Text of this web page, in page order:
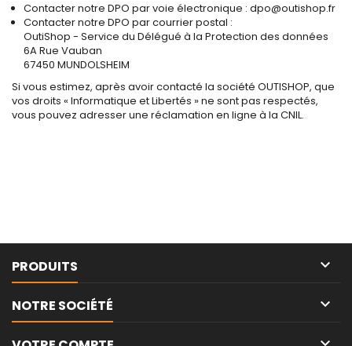
Contacter notre DPO par voie électronique : dpo@outishop.fr
Contacter notre DPO par courrier postal :
OutiShop - Service du Délégué à la Protection des données
6A Rue Vauban
67450 MUNDOLSHEIM
Si vous estimez, après avoir contacté la société OUTISHOP, que
vos droits « Informatique et Libertés » ne sont pas respectés,
vous pouvez adresser une réclamation en ligne à la CNIL.
PRODUITS 
NOTRE SOCIÉTÉ 